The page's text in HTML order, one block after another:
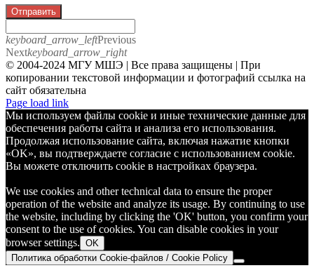
Отправить
keyboard_arrow_leftPrevious
Nextkeyboard_arrow_right
© 2004-2024 МГУ МШЭ | Все права защищены | При
копировании текстовой информации и фотографий ссылка на
сайт обязательна
Telegram
Page load link
Мы используем файлы cookie и иные технические данные для
обеспечения работы сайта и анализа его использования.
Продолжая использование сайта, включая нажатие кнопки
«OK», вы подтверждаете согласие с использованием cookie.
Вы можете отключить cookie в настройках браузера.
We use cookies and other technical data to ensure the proper
operation of the website and analyze its usage. By continuing to use
the website, including by clicking the 'OK' button, you confirm your
consent to the use of cookies. You can disable cookies in your
browser settings. OK
Политика обработки Cookie-файлов / Cookie Policy